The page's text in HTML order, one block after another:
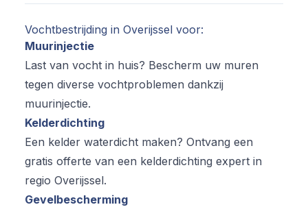
Vochtbestrijding in Overijssel voor:
Muurinjectie
Last van vocht in huis? Bescherm uw muren
tegen diverse vochtproblemen dankzij
muurinjectie.
Kelderdichting
Een kelder waterdicht maken? Ontvang een
gratis offerte van een kelderdichting expert in
regio Overijssel.
Gevelbescherming